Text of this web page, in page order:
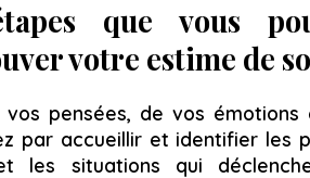
que vous
votre estime de
vos pensées, de vos
par accueillir et identifier les
les situations qui